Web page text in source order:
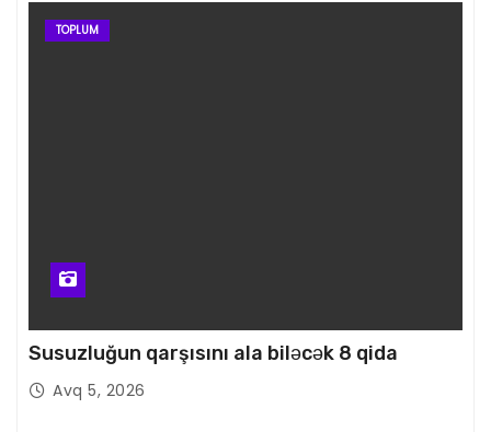
TOPLUM
Susuzluğun qarşısını ala biləcək 8 qida
Avq 5, 2026